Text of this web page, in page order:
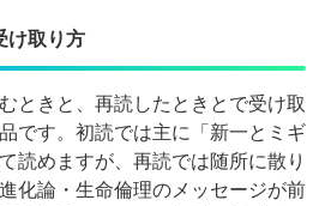
け取り方
ときと、再読したときとで受け取
です。初読では主に「新一とミギ
読めますが、再読では随所に散り
化論・生命倫理のメッセージが前